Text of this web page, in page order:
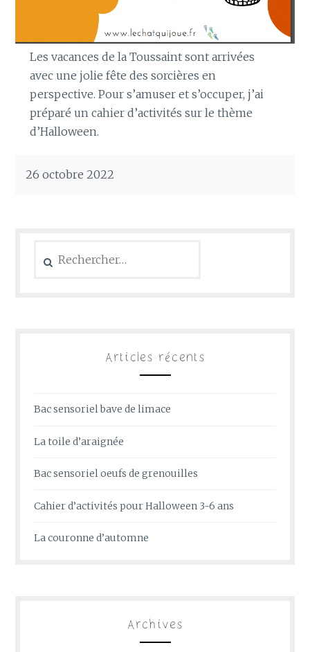
Les vacances de la Toussaint sont arrivées
avec une jolie fête des sorcières en
perspective. Pour s’amuser et s’occuper, j’ai
préparé un cahier d’activités sur le thème
d’Halloween.
26 octobre 2022
Articles récents
Bac sensoriel bave de limace
La toile d’araignée
Bac sensoriel oeufs de grenouilles
Cahier d’activités pour Halloween 3-6 ans
La couronne d’automne
Archives